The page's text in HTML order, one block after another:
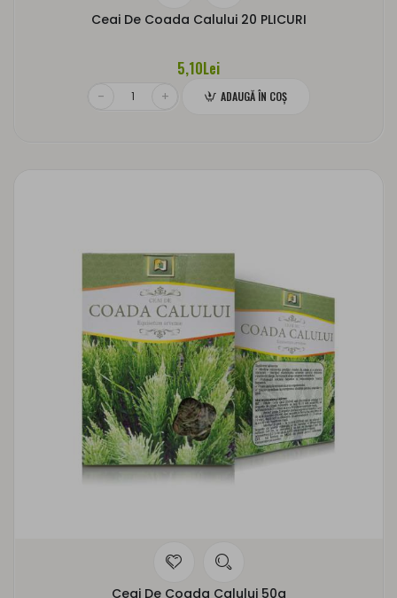
Ceai De Coada Calului 20 PLICURI
5,10Lei
ADAUGĂ ÎN COŞ
Ceai De Coada Calului 50g